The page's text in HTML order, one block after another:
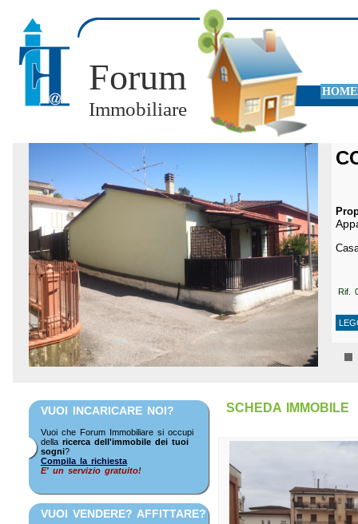
Forum
Immobiliare
Rif.
VUOI INCARICARE NOI?
Vuoi che Forum Immobiliare si occupi
della ricerca dell'immobile dei tuoi
sogni?
Compila la richiesta
E' un servizio gratuito!
VUOI VENDERE? AFFITTARE?
SCHEDA IMMOBILE